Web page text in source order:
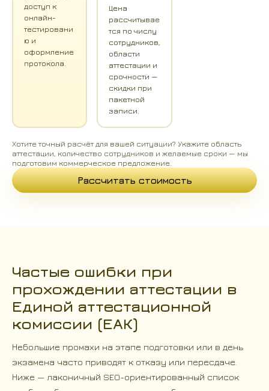
доступ к
онлайн-
тестировани
ю и
оформление
протокола.
Цена
рассчитывае
тся по числу
сотрудников,
области
аттестации и
срочности —
скидки при
пакетной
записи.
Хотите точный расчёт для вашей ситуации? Укажите область
аттестации, количество сотрудников и желаемые сроки — мы
подготовим коммерческое предложение.
Рассчитать стоимость
Частые ошибки при
прохождении аттестации в
Единой аттестационной
комиссии (ЕАК)
Небольшие промахи на этапе подготовки или в день
экзамена часто приводят к отказу или пересдаче.
Ниже — лаконичный SEO-ориентированный список